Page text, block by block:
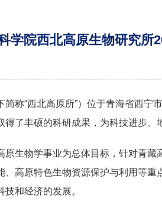
学院西北高原生物研究所
称“西北高原所”）位于青海省西
了丰硕的科研成果，为科技进步、
生物学事业为总体目标，针对青
高原特色生物资源保护与利用等
和经济的发展。